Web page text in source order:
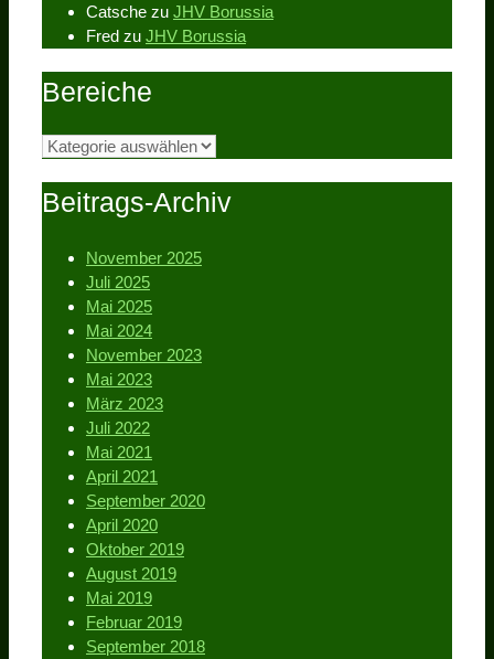
Catsche zu JHV Borussia
Fred zu JHV Borussia
Bereiche
Bereiche
Beitrags-Archiv
November 2025
Juli 2025
Mai 2025
Mai 2024
November 2023
Mai 2023
März 2023
Juli 2022
Mai 2021
April 2021
September 2020
April 2020
Oktober 2019
August 2019
Mai 2019
Februar 2019
September 2018